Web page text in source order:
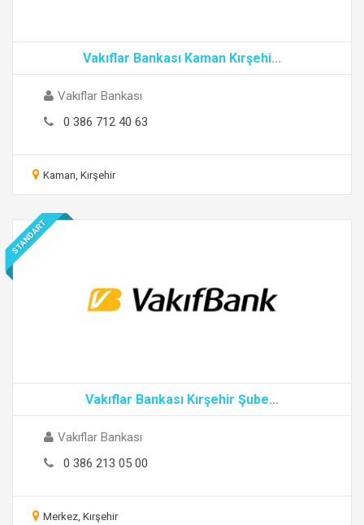
Vakıflar Bankası Kaman Kırşehi...
Vakıflar Bankası
0 386 712 40 63
Kaman, Kırşehir
STANDART
Vakıflar Bankası Kırşehir Şube...
Vakıflar Bankası
0 386 213 05 00
Merkez, Kırşehir